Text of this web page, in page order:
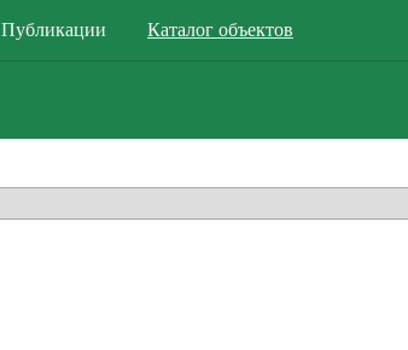
Публикации Каталог объектов